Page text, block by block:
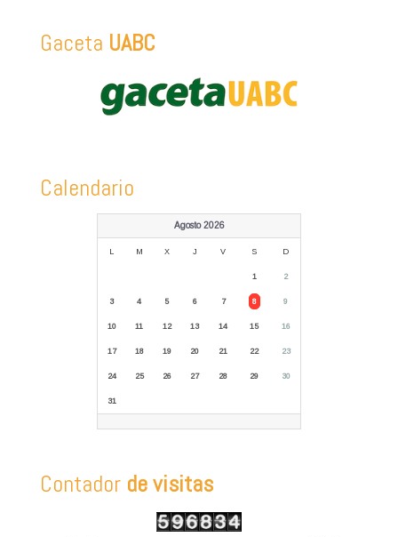
Gaceta UABC
Calendario
Agosto 2026
L M X J V S D
1 2
3 4 5 6 7 8 9
10 11 12 13 14 15 16
17 18 19 20 21 22 23
24 25 26 27 28 29 30
31
Contador de visitas